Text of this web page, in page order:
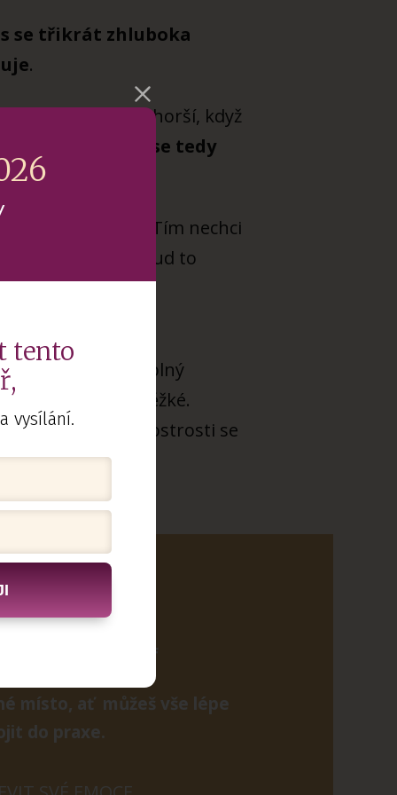
se třikrát zhluboka
.
V podstatě je horší, když
konfliktu se tedy
ani nemyslíme. Tím nechci
úplně řešit, pokud to
a jen se dívat
vytvořit láskyplný
že je to pekelně těžké.
A míra její ostrosti se
ve formátu .pdf
místo, ať můžeš vše lépe
do praxe.
tento
vysílání.